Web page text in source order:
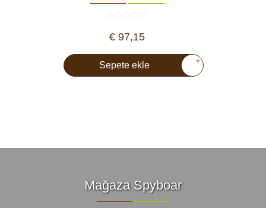
€ 97,15
Sepete ekle +
Mağaza Spyboar